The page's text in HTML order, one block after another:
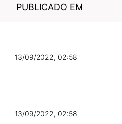
PUBLICADO EM
13/09/2022, 02:58
13/09/2022, 02:58